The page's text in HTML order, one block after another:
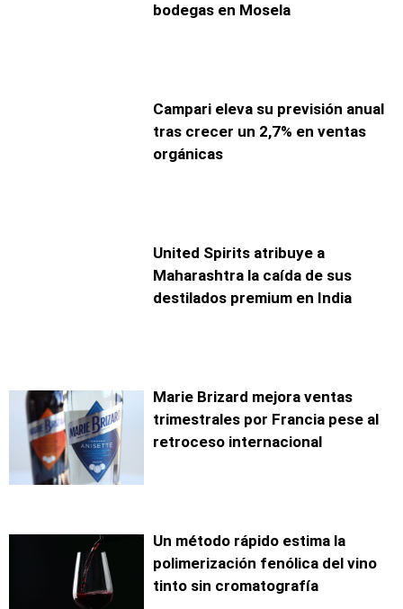
bodegas en Mosela
Campari eleva su previsión anual
tras crecer un 2,7% en ventas
orgánicas
United Spirits atribuye a
Maharashtra la caída de sus
destilados premium en India
Marie Brizard mejora ventas
trimestrales por Francia pese al
retroceso internacional
Un método rápido estima la
polimerización fenólica del vino
tinto sin cromatografía